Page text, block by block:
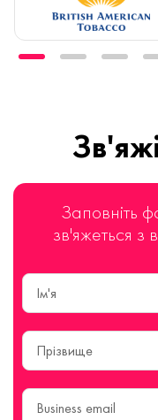
Заповніть
зв'яжеться